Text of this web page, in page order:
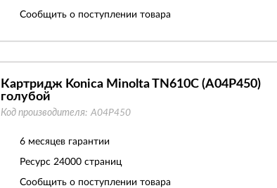
Сообщить о поступлении товара
Картридж Konica Minolta TN610C (A04P450)
голубой
Код производителя: A04P450
6 месяцев гарантии
Ресурс 24000 страниц
Сообщить о поступлении товара